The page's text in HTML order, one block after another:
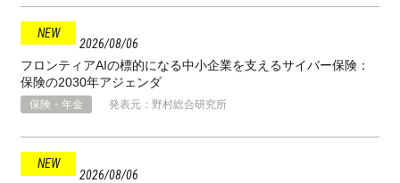
2026 08 06
フロンティアAIの標的になる中小企業を支えるサイバー保険：
保険の2030年アジェンダ
保険・年金 発表元：野村総合研究所
2026 08 06